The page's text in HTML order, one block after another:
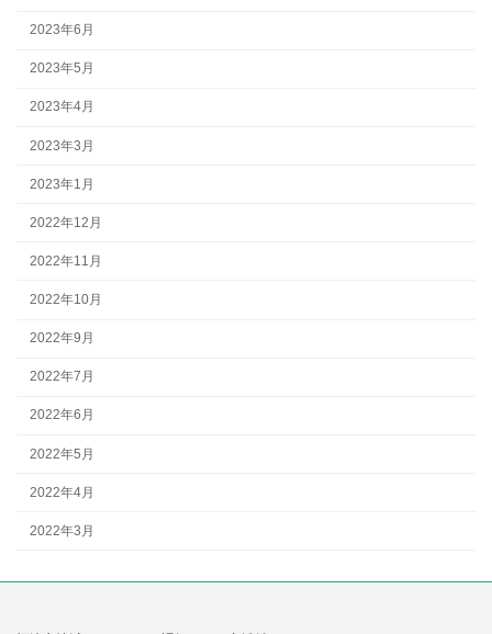
2023年6月
2023年5月
2023年4月
2023年3月
2023年1月
2022年12月
2022年11月
2022年10月
2022年9月
2022年7月
2022年6月
2022年5月
2022年4月
2022年3月